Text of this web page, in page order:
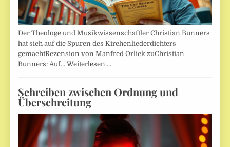
Der Theologe und Musikwissenschaftler Christian Bunners
hat sich auf die Spuren des Kirchenliederdichters
gemachtRezension von Manfred Orlick zuChristian
Bunners: Auf…Weiterlesen …
Schreiben zwischen Ordnung und
Überschreitung